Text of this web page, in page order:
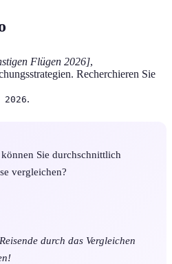
Flügen 2026],
Recherchieren Sie
.
Sie durchschnittlich
vergleichen?
durch das Vergleichen